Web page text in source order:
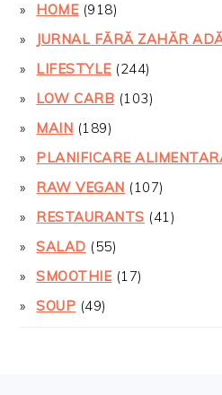
HOME(918)
JURNAL FĂRĂ ZAHĂR
LIFESTYLE(244)
LOW CARB (103)
MAIN (189)
PLANIFICARE
RAW VEGAN (107)
RESTAURANTS (41)
SALAD (55)
SMOOTHIE(17)
SOUP (49)